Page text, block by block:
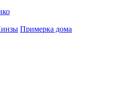
Примерка дома